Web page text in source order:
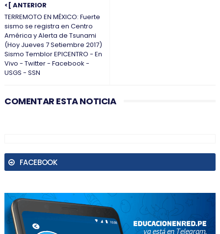
<[ ANTERIOR
TERREMOTO EN MÉXICO: Fuerte
sismo se registra en Centro
América y Alerta de Tsunami
(Hoy Jueves 7 Setiembre 2017)
Sismo Temblor EPICENTRO - En
Vivo - Twitter - Facebook -
USGS - SSN
COMENTAR ESTA NOTICIA
FACEBOOK